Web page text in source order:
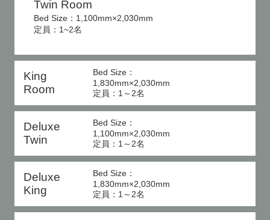
Twin Room
Bed Size：1,100mm×2,030mm
定員：1~2名
King
Room
Bed Size：
1,830mm×2,030mm
定員：1～2名
Deluxe
Twin
Bed Size：
1,100mm×2,030mm
定員：1～2名
Deluxe
King
Bed Size：
1,830mm×2,030mm
定員：1～2名